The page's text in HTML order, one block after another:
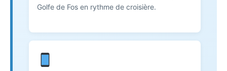
Golfe de Fos en rythme de croisière.